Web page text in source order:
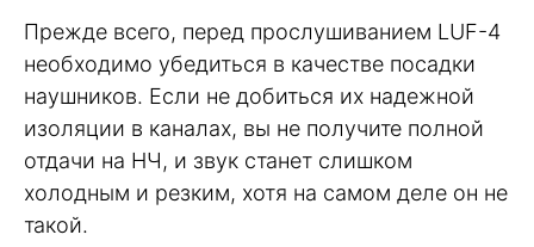
Прежде всего, перед прослушиванием LUF-4
необходимо убедиться в качестве посадки
наушников. Если не добиться их надежной
изоляции в каналах, вы не получите полной
отдачи на НЧ, и звук станет слишком
холодным и резким, хотя на самом деле он не
такой.